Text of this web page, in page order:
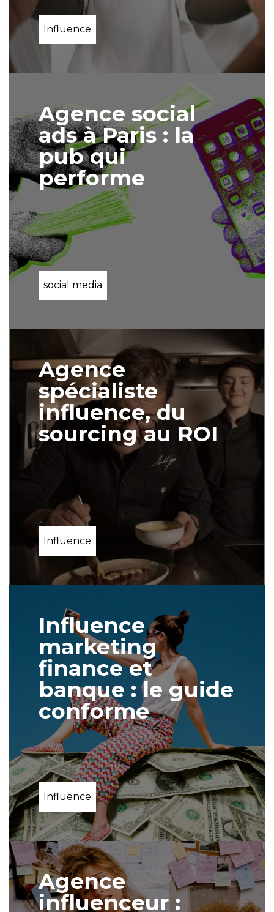
Influence
Agence social
ads à Paris : la
pub qui
performe
social media
Agence
spécialiste
influence, du
sourcing au ROI
Influence
Influence
marketing
finance et
banque : le guide
conforme
Influence
Agence
influenceur :